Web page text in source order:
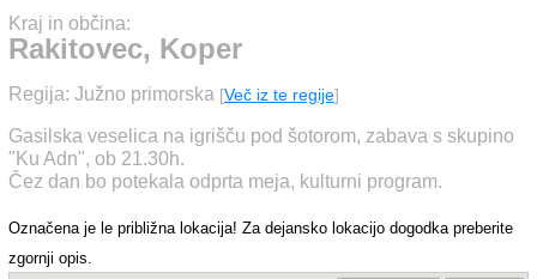
Kraj in občina:
Rakitovec, Koper
Regija: Južno primorska [Več iz te regije]
Gasilska veselica na igrišču pod šotorom, zabava s skupino
"Ku Adn", ob 21.30h.
Čez dan bo potekala odprta meja, kulturni program.
Označena je le približna lokacija! Za dejansko lokacijo dogodka preberite
zgornji opis.